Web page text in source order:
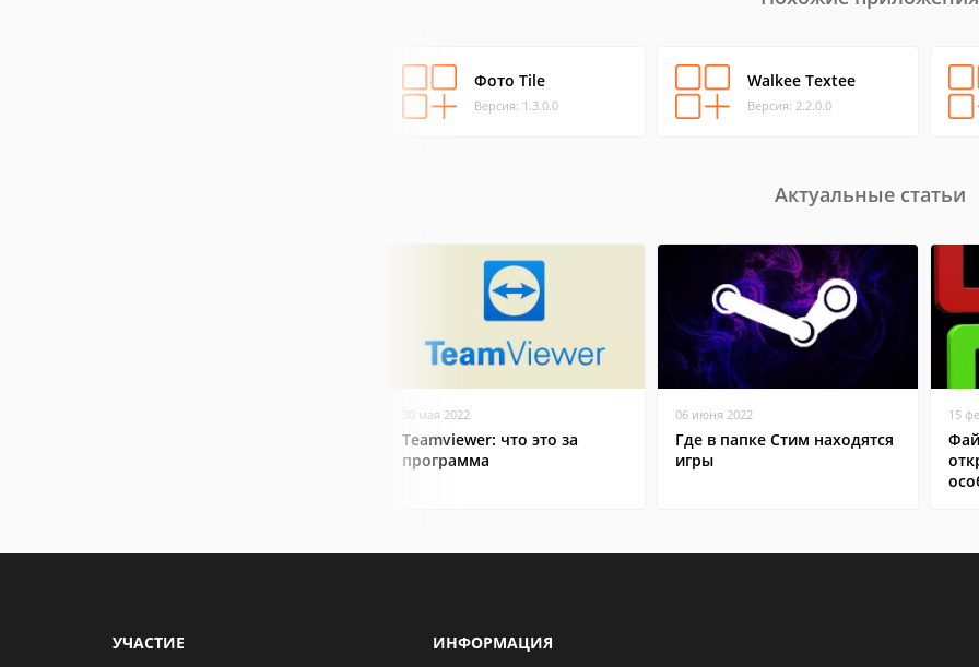
Фото Tile
Версия: 1.3.0.0
Walkee Textee
Версия: 2.2.0.0
Актуальные статьи
30 мая 2022
Teamviewer: что это за
программа
06 июня 2022
Где в папке Стим находятся
игры
15
УЧАСТИЕ ИНФОРМАЦИЯ